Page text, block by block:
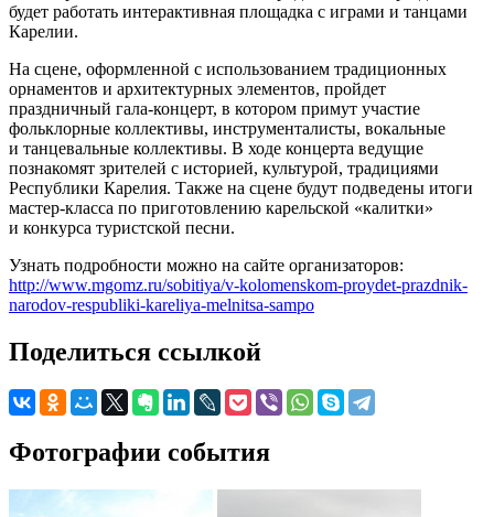
будет работать интерактивная площадка с играми и танцами
Карелии.
На сцене, оформленной с использованием традиционных
орнаментов и архитектурных элементов, пройдет
праздничный гала-концерт, в котором примут участие
фольклорные коллективы, инструменталисты, вокальные
и танцевальные коллективы. В ходе концерта ведущие
познакомят зрителей с историей, культурой, традициями
Республики Карелия. Также на сцене будут подведены итоги
мастер-класса по приготовлению карельской «калитки»
и конкурса туристской песни.
Узнать подробности можно на сайте организаторов:
http://www.mgomz.ru/sobitiya/v-kolomenskom-proydet-prazdnik-
narodov-respubliki-kareliya-melnitsa-sampo
Поделиться ссылкой
Фотографии события